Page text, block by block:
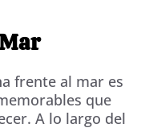
frente al mar es
que
A lo largo del